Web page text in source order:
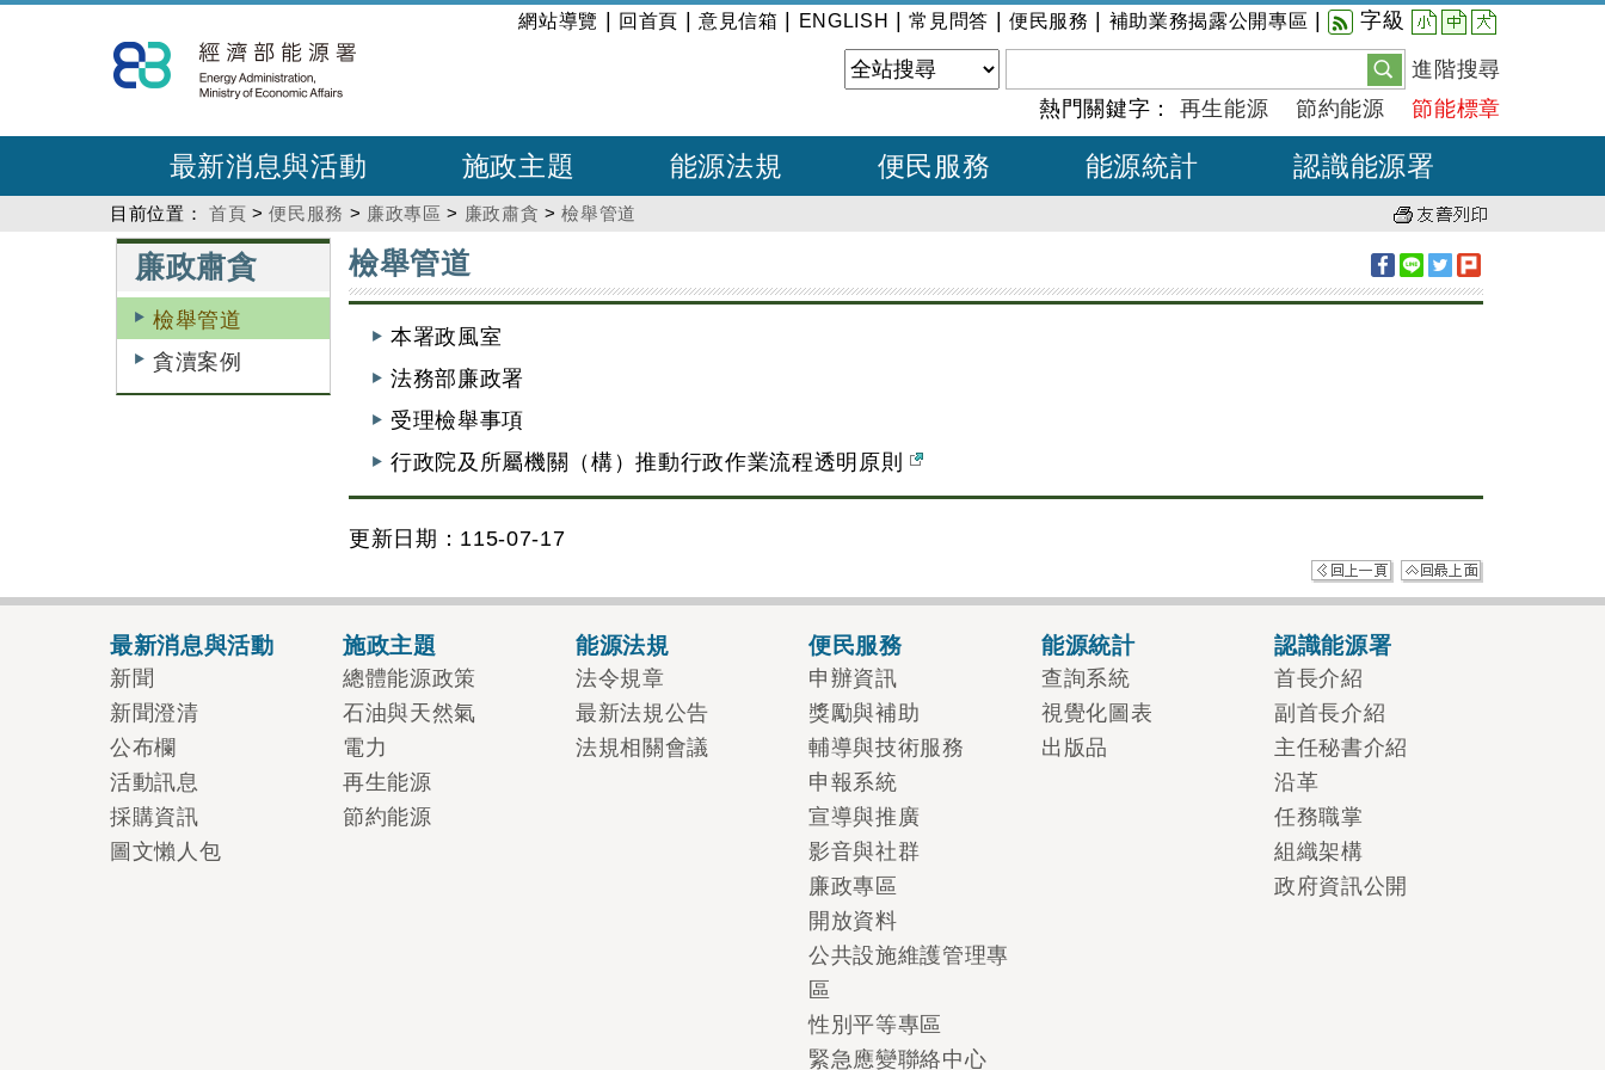
到
主
內
:::
網站導覽 回首頁 意見信箱 ENGLISH |常見問答 便民服務 補助業務揭露公開專區 字級 小 中 大
進階搜尋
熱門關鍵字： 再生能源 節約能源 節能標章
最新消息與活動 施政主題 能源法規 便民服務 能源統計 認識能源署
目前位置： 首頁 >便民服務 > 廉政專區 > 廉政肅貪 >檢舉管道
廉政肅貪
檢舉管道
貪瀆案例
:::
檢舉管道
本署政風室
法務部廉政署
受理檢舉事項
行政院及所屬機關（構）推動行政作業流程透明原則
更新日期：115-07-17
最新消息與活動
新聞
新聞澄清
公布欄
活動訊息
採購資訊
圖文懶人包
施政主題
總體能源政策
石油與天然氣
電力
再生能源
節約能源
能源法規
法令規章
最新法規公告
法規相關會議
便民服務
申辦資訊
獎勵與補助
輔導與技術服務
申報系統
宣導與推廣
影音與社群
廉政專區
開放資料
公共設施維護管理專
區
性別平等專區
緊急應變聯絡中心
能源統計
查詢系統
視覺化圖表
出版品
認識能源署
首長介紹
副首長介紹
主任秘書介紹
沿革
任務職掌
組織架構
政府資訊公開